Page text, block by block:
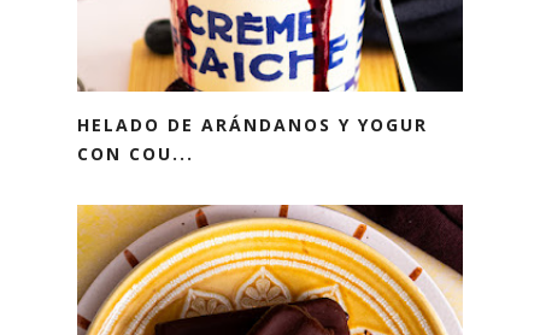
HELADO DE ARÁNDANOS Y YOGUR
CON COU...